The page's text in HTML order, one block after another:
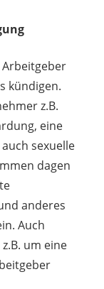
kündigen.
z.B.
eine
sexuelle
dagen
anderes
Auch
um eine